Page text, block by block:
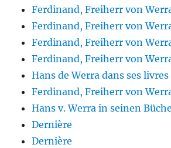
Ferdinand, Freiherr von
Ferdinand, Freiherr von
Ferdinand, Freiherr von
Ferdinand, Freiherr von
Hans de Werra dans ses livres
Ferdinand, Freiherr von
Hans v. Werra in seinen
Dernière
Dernière